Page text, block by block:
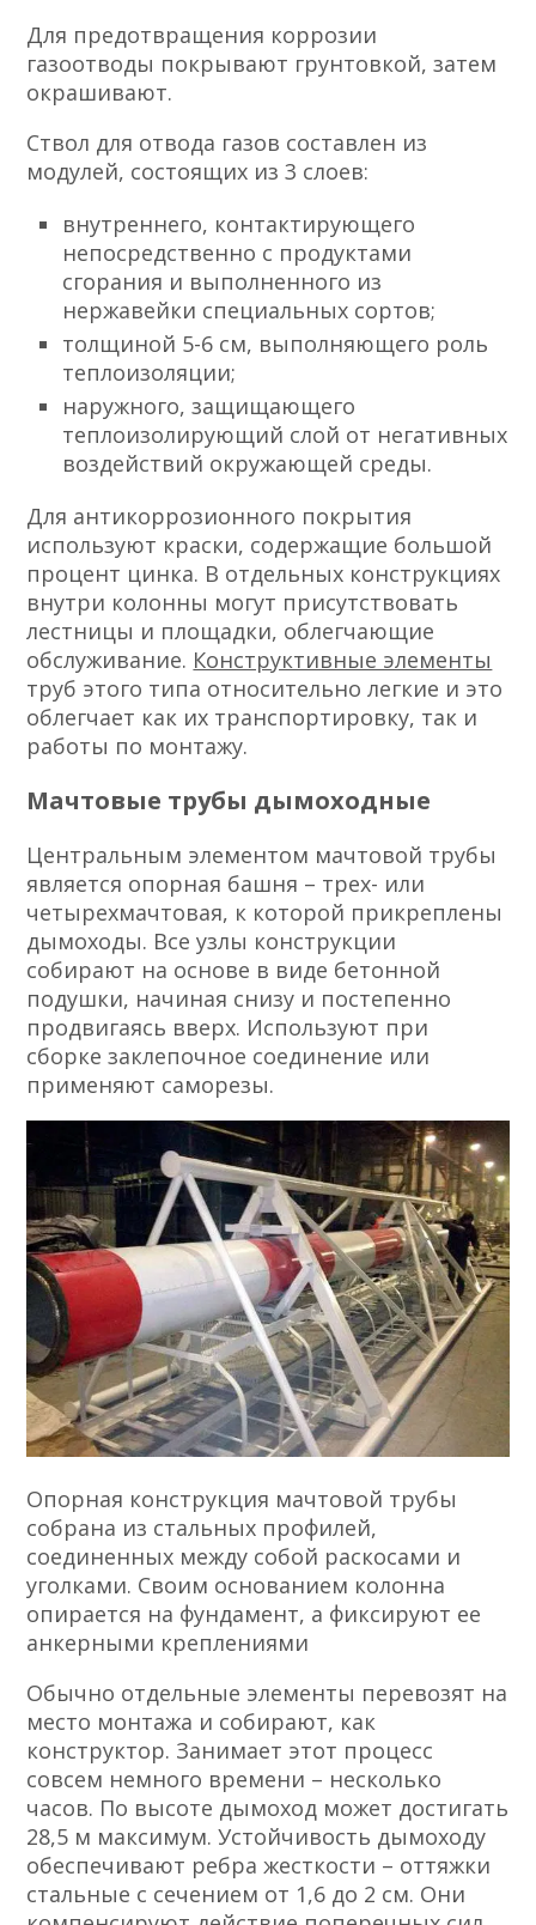
Для предотвращения коррозии
газоотводы покрывают грунтовкой, затем
окрашивают.
Ствол для отвода газов составлен из
модулей, состоящих из 3 слоев:
внутреннего, контактирующего
непосредственно с продуктами
сгорания и выполненного из
нержавейки специальных сортов;
толщиной 5-6 см, выполняющего роль
теплоизоляции;
наружного, защищающего
теплоизолирующий слой от негативных
воздействий окружающей среды.
Для антикоррозионного покрытия
используют краски, содержащие большой
процент цинка. В отдельных конструкциях
внутри колонны могут присутствовать
лестницы и площадки, облегчающие
обслуживание. Конструктивные элементы
труб этого типа относительно легкие и это
облегчает как их транспортировку, так и
работы по монтажу.
Мачтовые трубы дымоходные
Центральным элементом мачтовой трубы
является опорная башня – трех- или
четырехмачтовая, к которой прикреплены
дымоходы. Все узлы конструкции
собирают на основе в виде бетонной
подушки, начиная снизу и постепенно
продвигаясь вверх. Используют при
сборке заклепочное соединение или
применяют саморезы.
Опорная конструкция мачтовой трубы
собрана из стальных профилей,
соединенных между собой раскосами и
уголками. Своим основанием колонна
опирается на фундамент, а фиксируют ее
анкерными креплениями
Обычно отдельные элементы перевозят на
место монтажа и собирают, как
конструктор. Занимает этот процесс
совсем немного времени – несколько
часов. По высоте дымоход может достигать
28,5 м максимум. Устойчивость дымоходу
обеспечивают ребра жесткости – оттяжки
стальные с сечением от 1,6 до 2 см. Они